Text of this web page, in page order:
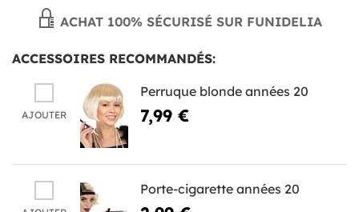
ACHAT 100% SÉCURISÉ SUR FUNIDELIA
ACCESSOIRES RECOMMANDÉS:
AJOUTER
Perruque blonde années 20
7,99 €
Porte-cigarette années 20